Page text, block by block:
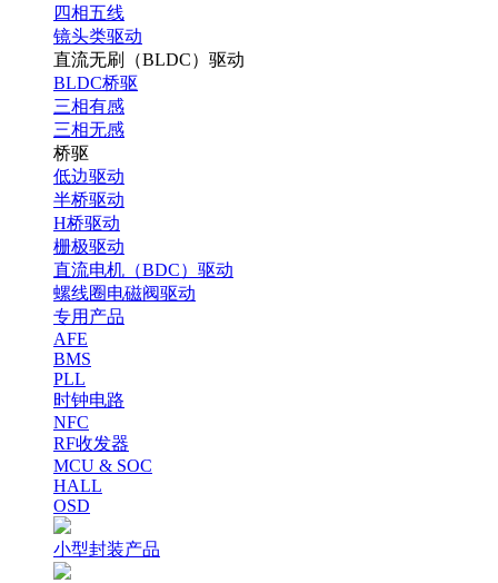
四相五线
镜头类驱动
直流无刷（BLDC）驱动
BLDC桥驱
三相有感
三相无感
桥驱
低边驱动
半桥驱动
H桥驱动
栅极驱动
直流电机（BDC）驱动
螺线圈电磁阀驱动
专用产品
AFE
BMS
PLL
时钟电路
NFC
RF收发器
MCU & SOC
HALL
OSD
小型封装产品